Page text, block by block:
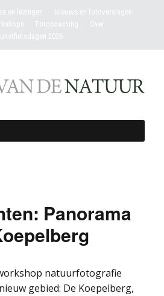
en lezingen
Nieuws en fotoverslagen
Fotocoaching
Over
2026
Panorama
natuurfotografie
gebied: De Koepelberg,